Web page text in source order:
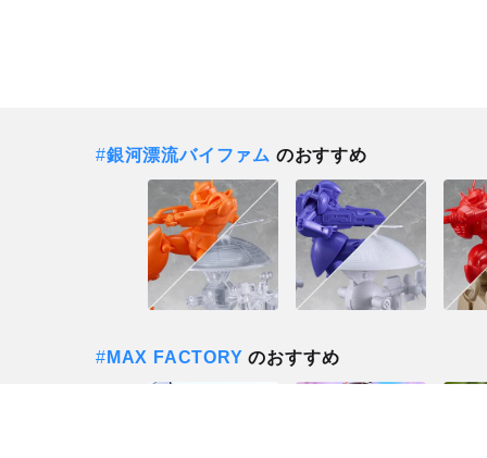
#銀河漂流バイファム のおすすめ
# MAX FACTORY のおすすめ